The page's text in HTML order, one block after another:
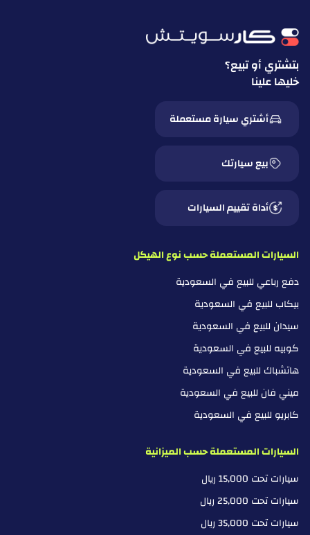
بتشتري أو تبيع؟
خليها علينا
أشتري سيارة مستعملة
بيع سيارتك
أداة تقييم السيارات
السيارات المستعملة حسب نوع الهيكل
دفع رباعي للبيع في السعودية
بيكاب للبيع في السعودية
سيدان للبيع في السعودية
كوبيه للبيع في السعودية
هاتشباك للبيع في السعودية
ميني فان للبيع في السعودية
كابريو للبيع في السعودية
السيارات المستعملة حسب الميزانية
سيارات تحت 15,000 ريال
سيارات تحت 25,000 ريال
سيارات تحت 35,000 ريال